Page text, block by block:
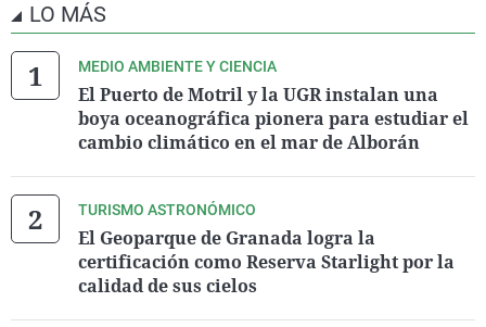
LO MÁS
MEDIO AMBIENTE Y CIENCIA
El Puerto de Motril y la UGR instalan una
boya oceanográfica pionera para estudiar el
cambio climático en el mar de Alborán
TURISMO ASTRONÓMICO
El Geoparque de Granada logra la
certificación como Reserva Starlight por la
calidad de sus cielos